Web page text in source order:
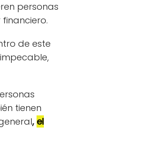
personas
de este
tienen
, el